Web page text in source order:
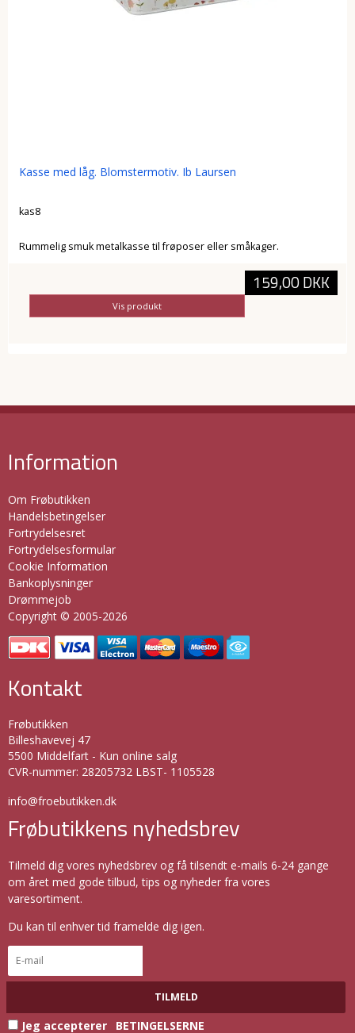
Kasse med låg. Blomstermotiv. Ib Laursen
kas8
Rummelig smuk metalkasse til frøposer eller småkager.
159,00 DKK
Vis produkt
Information
Om Frøbutikken
Handelsbetingelser
Fortrydelsesret
Fortrydelsesformular
Cookie Information
Bankoplysninger
Drømmejob
Copyright © 2005-2026
Kontakt
Frøbutikken
Billeshavevej 47
5500 Middelfart - Kun online salg
CVR-nummer: 28205732 LBST- 1105528
info@froebutikken.dk
Frøbutikkens nyhedsbrev
Tilmeld dig vores nyhedsbrev og få tilsendt e-mails 6-24 gange
om året med gode tilbud, tips og nyheder fra vores
varesortiment.
Du kan til enhver tid framelde dig igen.
TILMELD
Jeg accepterer BETINGELSERNE